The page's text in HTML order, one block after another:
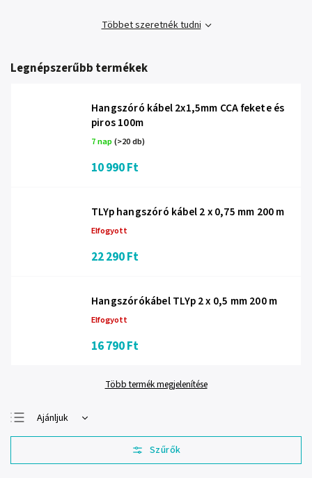
Többet szeretnék tudni
Legnépszerűbb termékek
Hangszóró kábel 2x1,5mm CCA fekete és
piros 100m
7 nap(>20 db)
10 990 Ft
TLYp hangszóró kábel 2 x 0,75 mm 200 m
Elfogyott
22 290 Ft
Hangszórókábel TLYp 2 x 0,5 mm 200 m
Elfogyott
16 790 Ft
Több termék megjelenítése
Ajánljuk
Legolcsóbb elöl
Legdrágább